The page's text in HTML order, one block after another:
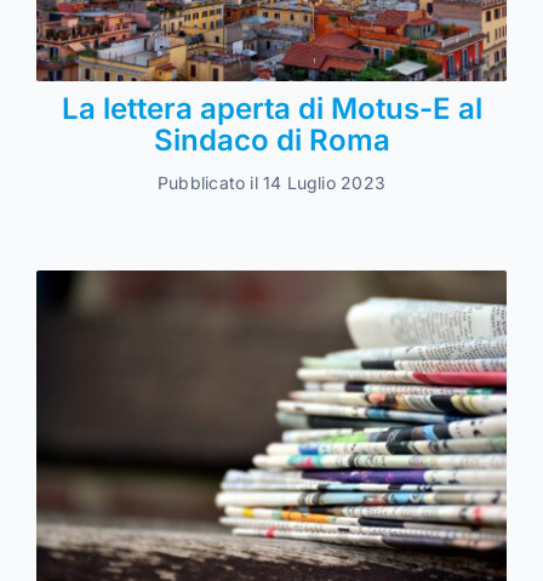
La lettera aperta di Motus-E al
Sindaco di Roma
Pubblicato il 14 Luglio 2023